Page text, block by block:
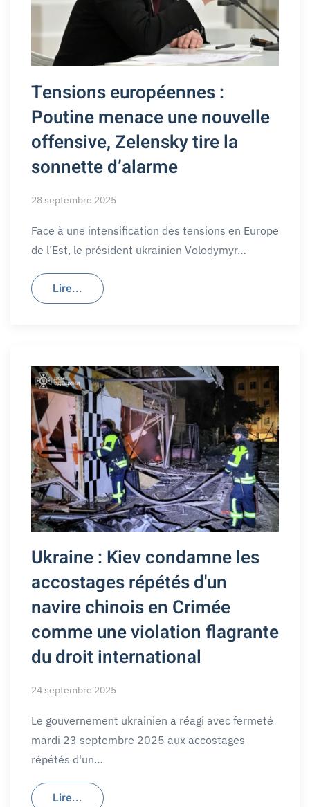
Tensions européennes :
Poutine menace une nouvelle
offensive, Zelensky tire la
sonnette d’alarme
28 septembre 2025
Face à une intensification des tensions en Europe
de l’Est, le président ukrainien Volodymyr…
Lire...
Ukraine : Kiev condamne les
accostages répétés d'un
navire chinois en Crimée
comme une violation flagrante
du droit international
24 septembre 2025
Le gouvernement ukrainien a réagi avec fermeté
mardi 23 septembre 2025 aux accostages
répétés d'un…
Lire...